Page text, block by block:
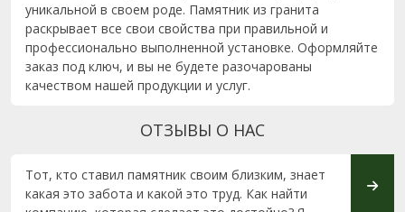
уникальной в своем роде. Памятник из гранита
раскрывает все свои свойства при правильной и
профессионально выполненной установке. Оформляйте
заказ под ключ, и вы не будете разочарованы
качеством нашей продукции и услуг.
ОТЗЫВЫ О НАС
Тот, кто ставил памятник своим близким, знает
какая это забота и какой это труд. Как найти
по